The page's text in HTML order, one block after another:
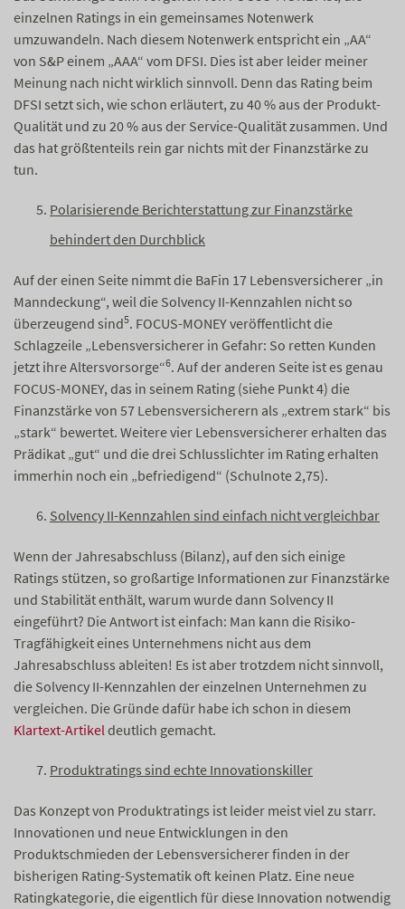
einzelnen Ratings in ein gemeinsames Notenwerk
umzuwandeln. Nach diesem Notenwerk entspricht ein „AA“
von S&P einem „AAA“ vom DFSI. Dies ist aber leider meiner
Meinung nach nicht wirklich sinnvoll. Denn das Rating beim
DFSI setzt sich, wie schon erläutert, zu 40 % aus der Produkt-
Qualität und zu 20 % aus der Service-Qualität zusammen. Und
das hat größtenteils rein gar nichts mit der Finanzstärke zu
tun.
Polarisierende Berichterstattung zur Finanzstärke
behindert den Durchblick
Auf der einen Seite nimmt die BaFin 17 Lebensversicherer „in
Manndeckung“, weil die Solvency II-Kennzahlen nicht so
überzeugend sind5. FOCUS-MONEY veröffentlicht die
Schlagzeile „Lebensversicherer in Gefahr: So retten Kunden
jetzt ihre Altersvorsorge“6. Auf der anderen Seite ist es genau
FOCUS-MONEY, das in seinem Rating (siehe Punkt 4) die
Finanzstärke von 57 Lebensversicherern als „extrem stark“ bis
„stark“ bewertet. Weitere vier Lebensversicherer erhalten das
Prädikat „gut“ und die drei Schlusslichter im Rating erhalten
immerhin noch ein „befriedigend“ (Schulnote 2,75).
Solvency II-Kennzahlen sind einfach nicht vergleichbar
Wenn der Jahresabschluss (Bilanz), auf den sich einige
Ratings stützen, so großartige Informationen zur Finanzstärke
und Stabilität enthält, warum wurde dann Solvency II
eingeführt? Die Antwort ist einfach: Man kann die Risiko-
Tragfähigkeit eines Unternehmens nicht aus dem
Jahresabschluss ableiten! Es ist aber trotzdem nicht sinnvoll,
die Solvency II-Kennzahlen der einzelnen Unternehmen zu
vergleichen. Die Gründe dafür habe ich schon in diesem
Klartext-Artikeldeutlich gemacht.
Produktratings sind echte Innovationskiller
Das Konzept von Produktratings ist leider meist viel zu starr.
Innovationen und neue Entwicklungen in den
Produktschmieden der Lebensversicherer finden in der
bisherigen Rating-Systematik oft keinen Platz. Eine neue
Ratingkategorie, die eigentlich für diese Innovation notwendig